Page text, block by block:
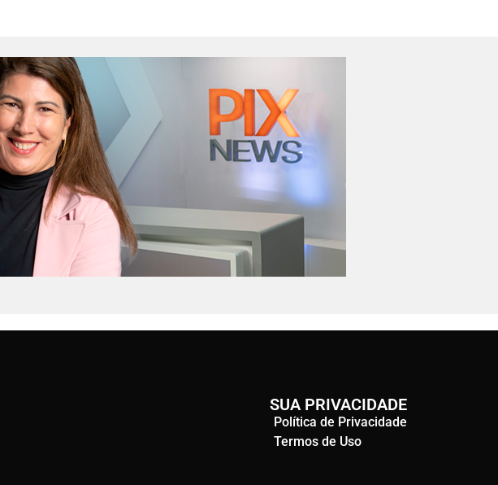
SUA PRIVACIDADE
Política de Privacidade
Termos de Uso